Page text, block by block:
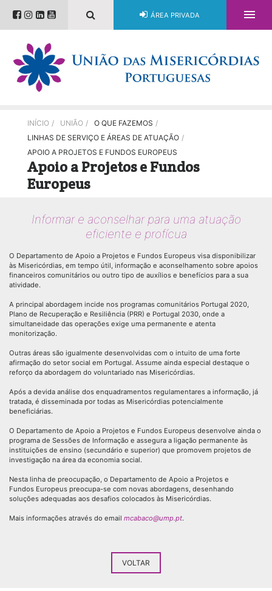
ÁREA PRIVADA 
INÍCIO / UNIÃO / O QUE FAZEMOS /
LINHAS DE SERVIÇO E ÁREAS DE ATUAÇÃO /
APOIO A PROJETOS E FUNDOS EUROPEUS
Apoio a Projetos e Fundos
Europeus
Informar e aconselhar para uma atuação
eficiente e profícua
O Departamento de Apoio a Projetos e Fundos Europeus visa disponibilizar
às Misericórdias, em tempo útil, informação e aconselhamento sobre apoios
financeiros comunitários ou outro tipo de auxílios e benefícios para a sua
atividade.
A principal abordagem incide nos programas comunitários Portugal 2020,
Plano de Recuperação e Resiliência (PRR) e Portugal 2030, onde a
simultaneidade das operações exige uma permanente e atenta
monitorização.
Outras áreas são igualmente desenvolvidas com o intuito de uma forte
afirmação do setor social em Portugal. Assume ainda especial destaque o
reforço da abordagem do voluntariado nas Misericórdias.
Após a devida análise dos enquadramentos regulamentares a informação, já
tratada, é disseminada por todas as Misericórdias potencialmente
beneficiárias.
O Departamento de Apoio a Projetos e Fundos Europeus desenvolve ainda o
programa de Sessões de Informação e assegura a ligação permanente às
instituições de ensino (secundário e superior) que promovem projetos de
investigação na área da economia social.
Nesta linha de preocupação, o Departamento de Apoio a Projetos e
Fundos Europeus preocupa-se com novas abordagens, desenhando
soluções adequadas aos desafios colocados às Misericórdias.
Mais informações através do email mcabaco@ump.pt.
VOLTAR